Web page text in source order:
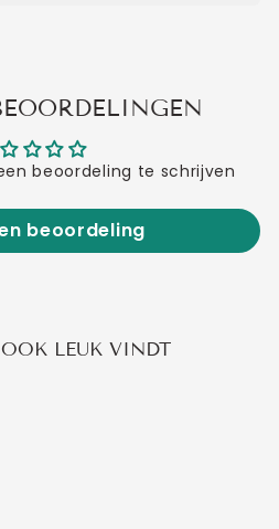
beoordeling te schrijven
beoordeling
LEUK VINDT